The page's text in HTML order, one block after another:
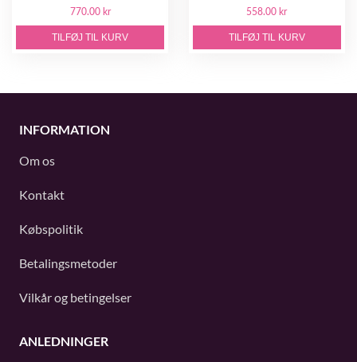
770.00 kr
TILFØJ TIL KURV
558.00 kr
TILFØJ TIL KURV
INFORMATION
Om os
Kontakt
Købspolitik
Betalingsmetoder
Vilkår og betingelser
ANLEDNINGER